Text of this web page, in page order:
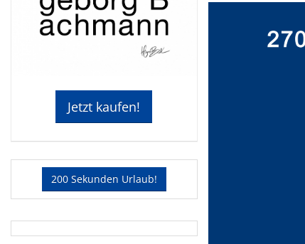
Jetzt kaufen!
200 Sekunden Urlaub!